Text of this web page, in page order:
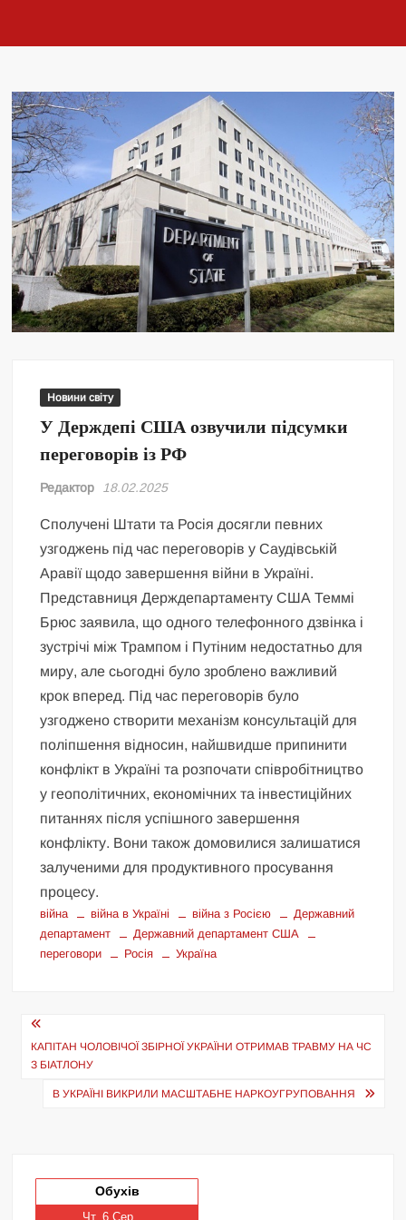
Новини світу
У Держдепі США озвучили підсумки
переговорів із РФ
Редактор 18.02.2025
Сполучені Штати та Росія досягли певних
узгоджень під час переговорів у Саудівській
Аравії щодо завершення війни в Україні.
Представниця Держдепартаменту США Теммі
Брюс заявила, що одного телефонного дзвінка і
зустрічі між Трампом і Путіним недостатньо для
миру, але сьогодні було зроблено важливий
крок вперед. Під час переговорів було
узгоджено створити механізм консультацій для
поліпшення відносин, найшвидше припинити
конфлікт в Україні та розпочати співробітництво
у геополітичних, економічних та інвестиційних
питаннях після успішного завершення
конфлікту. Вони також домовилися залишатися
залученими для продуктивного просування
процесу.
війна війна в Україні війна з Росією
Державний
департамент
Державний департамент США
переговори
Росія Україна
Навігація
записів
КАПІТАН ЧОЛОВІЧОЇ ЗБІРНОЇ УКРАЇНИ ОТРИМАВ ТРАВМУ НА ЧС
З БІАТЛОНУ
В УКРАЇНІ ВИКРИЛИ МАСШТАБНЕ НАРКОУГРУПОВАННЯ
Обухів
Чт, 6 Сер